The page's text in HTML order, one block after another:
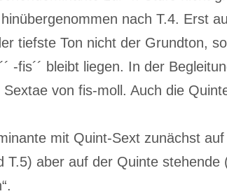
nach T.4. Erst
tiefste Ton nicht der Grundton,
-fis´´ bleibt liegen. In der
von fis-moll. Auch die
mit Quint-Sext zunächst
T.5) aber auf der Quinte